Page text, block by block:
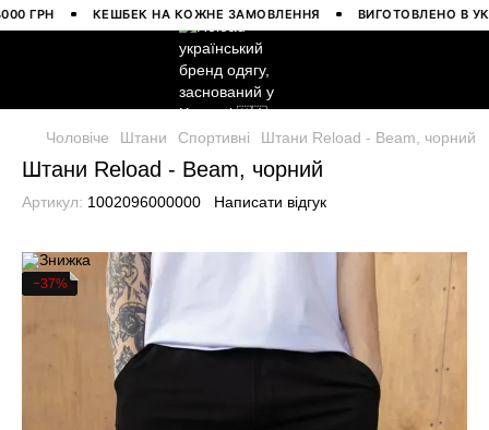
КЕШБЕК НА КОЖНЕ ЗАМОВЛЕННЯ ВИГОТОВЛЕНО В
Чоловіче Штани Спортивні Штани Reload - Beam, чорний
Штани Reload - Beam, чорний
Артикул: 1002096000000 Написати відгук
−37%